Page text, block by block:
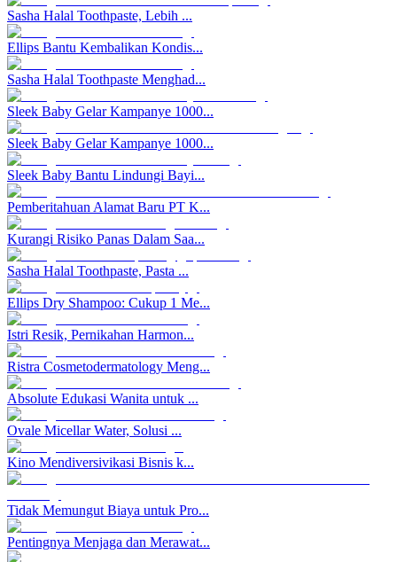
Sasha Halal Toothpaste, Lebih ...
Ellips Bantu Kembalikan Kondis...
Sasha Halal Toothpaste Menghad...
Sleek Baby Gelar Kampanye 1000...
Sleek Baby Gelar Kampanye 1000...
Sleek Baby Bantu Lindungi Bayi...
Pemberitahuan Alamat Baru PT K...
Kurangi Risiko Panas Dalam Saa...
Sasha Halal Toothpaste, Pasta ...
Ellips Dry Shampoo: Cukup 1 Me...
Istri Resik, Pernikahan Harmon...
Ristra Cosmetodermatology Meng...
Absolute Edukasi Wanita untuk ...
Ovale Micellar Water, Solusi ...
Kino Mendiversivikasi Bisnis k...
Tidak Memungut Biaya untuk Pro...
Pentingnya Menjaga dan Merawat...